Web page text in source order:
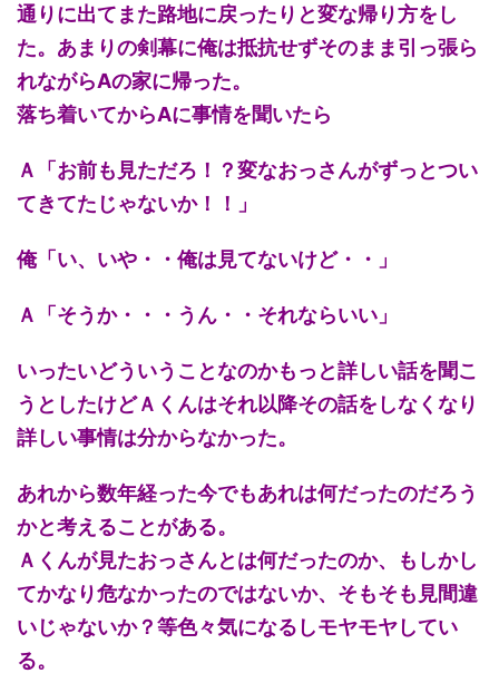
通りに出てまた路地に戻ったりと変な帰り方をし
た。あまりの剣幕に俺は抵抗せずそのまま引っ張ら
れながらAの家に帰った。
落ち着いてからAに事情を聞いたら
Ａ「お前も見ただろ！？変なおっさんがずっとつい
てきてたじゃないか！！」
俺「い、いや・・俺は見てないけど・・」
Ａ「そうか・・・うん・・それならいい」
いったいどういうことなのかもっと詳しい話を聞こ
うとしたけどＡくんはそれ以降その話をしなくなり
詳しい事情は分からなかった。
あれから数年経った今でもあれは何だったのだろう
かと考えることがある。
Ａくんが見たおっさんとは何だったのか、もしかし
てかなり危なかったのではないか、そもそも見間違
いじゃないか？等色々気になるしモヤモヤしてい
る。